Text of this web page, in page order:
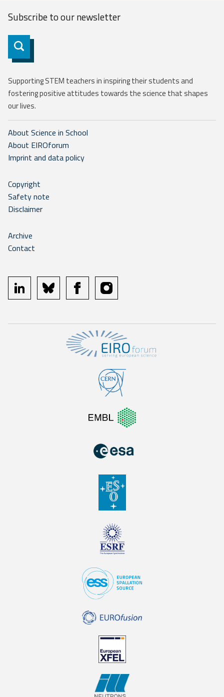
Subscribe to ournewsletter
Subscribe
Supporting STEM teachers in inspiring their students and
fostering positive attitudes towards the science that shapes
our lives.
About Science in School
About EIROforum
Imprint and data policy
Copyright
Safety note
Disclaimer
Archive
Contact
linkedin bluesky facebookinstagram